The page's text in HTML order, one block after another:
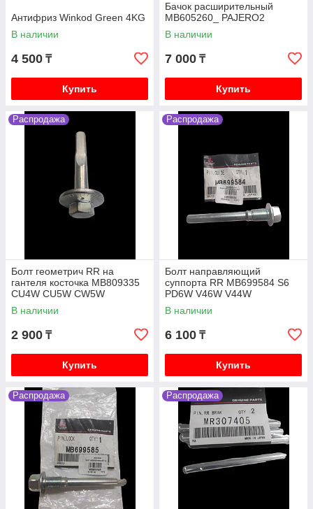
Антифриз Winkod Green 4KG
В наличии
4 500 ₸
Купить
Бачок расширительный
MB605260_ PAJERO2
В наличии
7 000 ₸
Купить
Распродажа
Болт геометрич RR на
гантеля косточка MB809335
CU4W CU5W CW5W
В наличии
2 900 ₸
Купить
Распродажа
Болт направляющий
суппорта RR MB699584 S6
PD6W V46W V44W
В наличии
6 100 ₸
Купить
Распродажа Распродажа